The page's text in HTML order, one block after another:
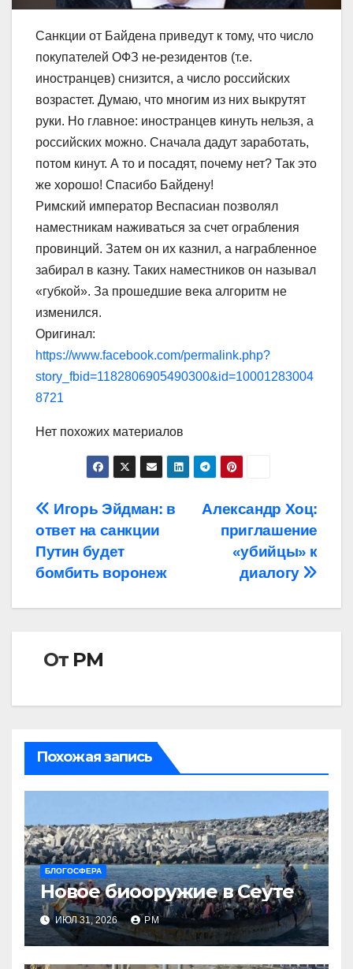
Санкции от Байдена приведут к тому, что число
покупателей ОФЗ не-резидентов (т.е.
иностранцев) снизится, а число российских
возрастет. Думаю, что многим из них выкрутят
руки. Но главное: иностранцев кинуть нельзя, а
российских можно. Сначала дадут заработать,
потом кинут. А то и посадят, почему нет? Так это
же хорошо! Спасибо Байдену!
Римский император Веспасиан позволял
наместникам наживаться за счет ограбления
провинций. Затем он их казнил, а награбленное
забирал в казну. Таких наместников он называл
«губкой». За прошедшие века алгоритм не
изменился.
Оригинал:
https://www.facebook.com/permalink.php?
story_fbid=1182806905490300&id=10001283004
8721
Нет похожих материалов
Навигация
по
записям
Александр Хоц:
приглашение
«убийцы» к
диалогу
Игорь Эйдман: в
ответ на санкции
Путин будет
бомбить воронеж
От РМ
Похожая запись
БЛОГОСФЕРА
Новое биооружие в Сеуте
ИЮЛ 31, 2026 РМ